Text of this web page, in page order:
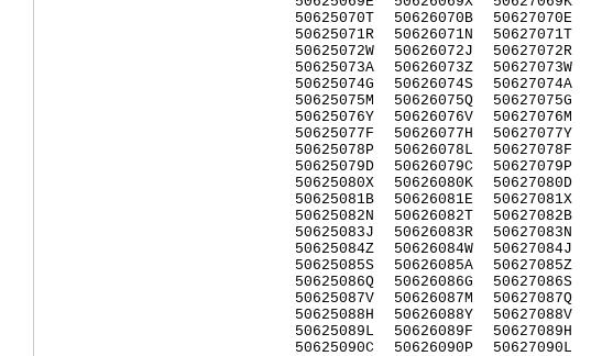
50625070T
50625071R
50625072W
50625073A
50625074G
50625075M
50625076Y
50625077F
50625078P
50625079D
50625080X
50625081B
50625082N
50625083J
50625084Z
50625085S
50625086Q
50625087V
50625088H
50625089L
50625090C
50626070B
50626071N
50626072J
50626073Z
50626074S
50626075Q
50626076V
50626077H
50626078L
50626079C
50626080K
50626081E
50626082T
50626083R
50626084W
50626085A
50626086G
50626087M
50626088Y
50626089F
50626090P
50627070E
50627071T
50627072R
50627073W
50627074A
50627075G
50627076M
50627077Y
50627078F
50627079P
50627080D
50627081X
50627082B
50627083N
50627084J
50627085Z
50627086S
50627087Q
50627088V
50627089H
50627090L